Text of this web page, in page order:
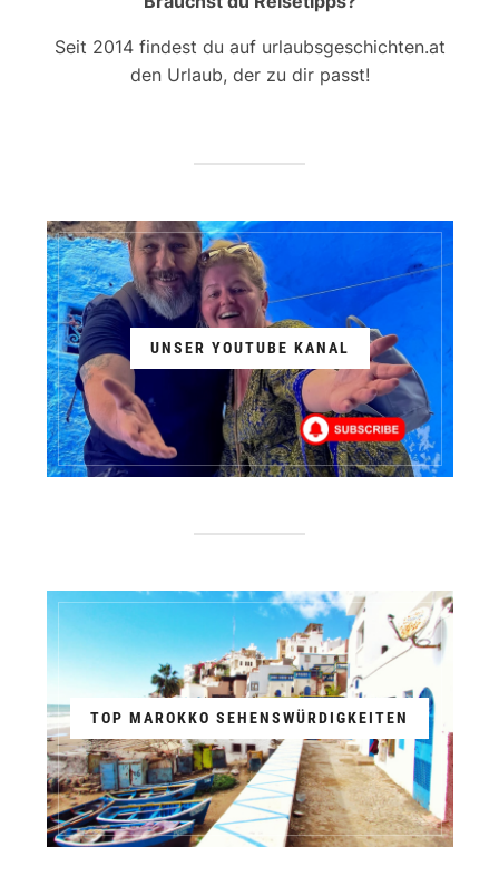
Seit 2014 findest du auf urlaubsgeschichten.at
den Urlaub, der zu dir passt!
UNSER YOUTUBE KANAL
TOP MAROKKO SEHENSWÜRDIGKEITEN